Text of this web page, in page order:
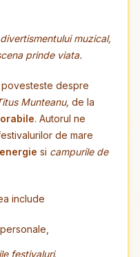
muzical,
prinde viata.
povesteste despre
Munteanu, de la
. Autorul ne
de mare
si campurile de
include
festivaluri.